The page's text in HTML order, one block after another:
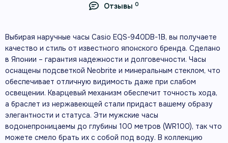
Отзывы 0
Выбирая наручные часы Casio EQS-940DB-1B, вы получаете
качество и стиль от известного японского бренда. Сделано
в Японии – гарантия надежности и долговечности. Часы
оснащены подсветкой Neobrite и минеральным стеклом, что
обеспечивает отличную видимость даже при слабом
освещении. Кварцевый механизм обеспечит точность хода,
а браслет из нержавеющей стали придаст вашему образу
элегантности и статуса. Эти мужские часы
водонепроницаемы до глубины 100 метров (WR100), так что
можете смело брать их с собой под воду. В коллекцию